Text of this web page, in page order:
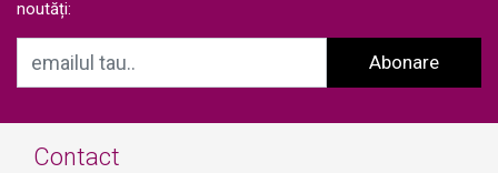
noutăți:
Abonare
Contact